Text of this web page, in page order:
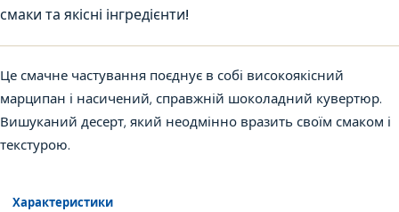
смаки та якісні інгредієнти!
Це смачне частування поєднує в собі високоякісний
марципан і насичений, справжній шоколадний кувертюр.
Вишуканий десерт, який неодмінно вразить своїм смаком і
текстурою.
Характеристики